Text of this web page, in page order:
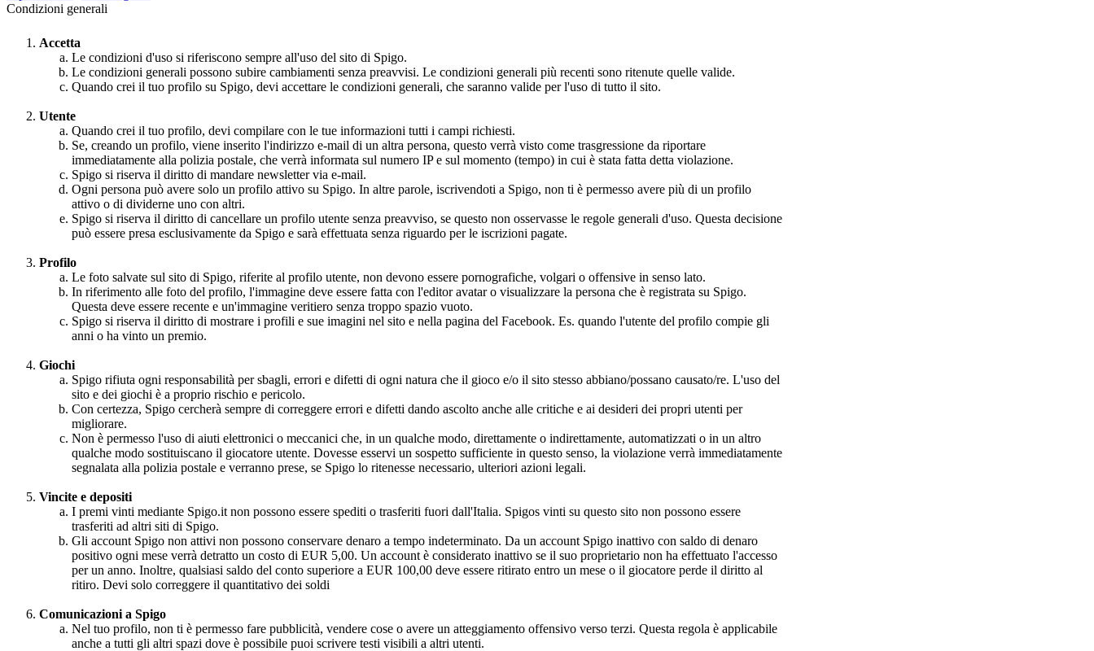
Condizioni generali
Accetta
Le condizioni d'uso si riferiscono sempre all'uso del sito di Spigo.
Le condizioni generali possono subire cambiamenti senza preavvisi. Le condizioni generali più recenti sono ritenute quelle valide.
Quando crei il tuo profilo su Spigo, devi accettare le condizioni generali, che saranno valide per l'uso di tutto il sito.
Utente
Quando crei il tuo profilo, devi compilare con le tue informazioni tutti i campi richiesti.
Se, creando un profilo, viene inserito l'indirizzo e-mail di un altra persona, questo verrà visto come trasgressione da riportare
immediatamente alla polizia postale, che verrà informata sul numero IP e sul momento (tempo) in cui è stata fatta detta violazione.
Spigo si riserva il diritto di mandare newsletter via e-mail.
Ogni persona può avere solo un profilo attivo su Spigo. In altre parole, iscrivendoti a Spigo, non ti è permesso avere più di un profilo
attivo o di dividerne uno con altri.
Spigo si riserva il diritto di cancellare un profilo utente senza preavviso, se questo non osservasse le regole generali d'uso. Questa decisione
può essere presa esclusivamente da Spigo e sarà effettuata senza riguardo per le iscrizioni pagate.
Profilo
Le foto salvate sul sito di Spigo, riferite al profilo utente, non devono essere pornografiche, volgari o offensive in senso lato.
In riferimento alle foto del profilo, l'immagine deve essere fatta con l'editor avatar o visualizzare la persona che è registrata su Spigo.
Questa deve essere recente e un'immagine veritiero senza troppo spazio vuoto.
Spigo si riserva il diritto di mostrare i profili e sue imagini nel sito e nella pagina del Facebook. Es. quando l'utente del profilo compie gli
anni o ha vinto un premio.
Giochi
Spigo rifiuta ogni responsabilità per sbagli, errori e difetti di ogni natura che il gioco e/o il sito stesso abbiano/possano causato/re. L'uso del
sito e dei giochi è a proprio rischio e pericolo.
Con certezza, Spigo cercherà sempre di correggere errori e difetti dando ascolto anche alle critiche e ai desideri dei propri utenti per
migliorare.
Non è permesso l'uso di aiuti elettronici o meccanici che, in un qualche modo, direttamente o indirettamente, automatizzati o in un altro
qualche modo sostituiscano il giocatore utente. Dovesse esservi un sospetto sufficiente in questo senso, la violazione verrà immediatamente
segnalata alla polizia postale e verranno prese, se Spigo lo ritenesse necessario, ulteriori azioni legali.
Vincite e depositi
I premi vinti mediante Spigo.it non possono essere spediti o trasferiti fuori dall'Italia. Spigos vinti su questo sito non possono essere
trasferiti ad altri siti di Spigo.
Gli account Spigo non attivi non possono conservare denaro a tempo indeterminato. Da un account Spigo inattivo con saldo di denaro
positivo ogni mese verrà detratto un costo di EUR 5,00. Un account è considerato inattivo se il suo proprietario non ha effettuato l'accesso
per un anno. Inoltre, qualsiasi saldo del conto superiore a EUR 100,00 deve essere ritirato entro un mese o il giocatore perde il diritto al
ritiro. Devi solo correggere il quantitativo dei soldi
Comunicazioni a Spigo
Nel tuo profilo, non ti è permesso fare pubblicità, vendere cose o avere un atteggiamento offensivo verso terzi. Questa regola è applicabile
anche a tutti gli altri spazi dove è possibile puoi scrivere testi visibili a altri utenti.